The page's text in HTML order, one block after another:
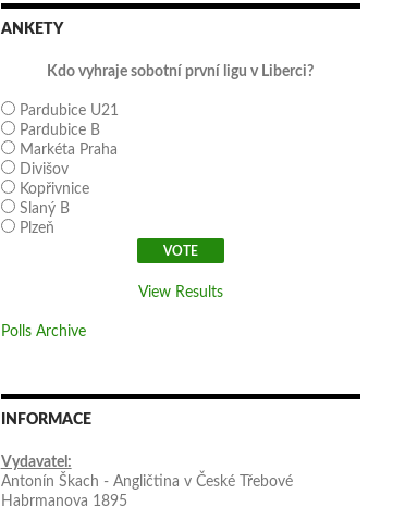
ANKETY
Kdo vyhraje sobotní první ligu v Liberci?
Pardubice U21
Pardubice B
Markéta Praha
Divišov
Kopřivnice
Slaný B
Plzeň
View Results
Polls Archive
INFORMACE
Vydavatel:
Antonín Škach - Angličtina v České Třebové
Habrmanova 1895